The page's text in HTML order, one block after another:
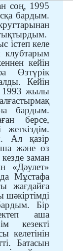
соң, 1995
бардым.
істеп келе
клубтарым
кейін
Өзтүрік
Кейін
1993 жылы
бардым.
берсе,
Ал қазір
жәнеөз
заман
«Дәулет»
Мұстафа
жағдайға
Бір
аша
кезекті
келетінін
Батасын